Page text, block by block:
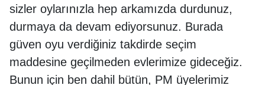
sizler oylarınızla hep arkamızda durdunuz,
durmaya da devam ediyorsunuz. Burada
güven oyu verdiğiniz takdirde seçim
maddesine geçilmeden evlerimize gideceğiz.
Bunun için ben dahil bütün, PM üyelerimiz